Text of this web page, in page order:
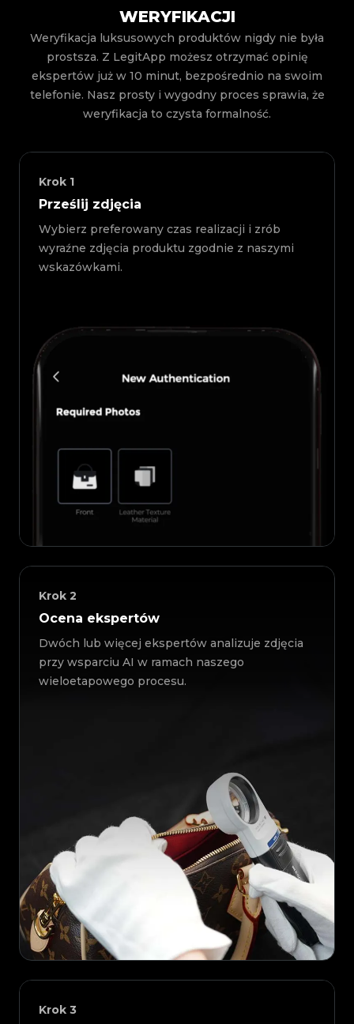
WERYFIKACJI
Weryfikacja luksusowych produktów nigdy nie była
prostsza. Z LegitApp możesz otrzymać opinię
ekspertów już w 10 minut, bezpośrednio na swoim
telefonie. Nasz prosty i wygodny proces sprawia, że
weryfikacja to czysta formalność.
Krok 1
Prześlij zdjęcia
Wybierz preferowany czas realizacji i zrób
wyraźne zdjęcia produktu zgodnie z naszymi
wskazówkami.
Krok 2
Ocena ekspertów
Dwóch lub więcej ekspertów analizuje zdjęcia
przy wsparciu AI w ramach naszego
wieloetapowego procesu.
Krok 3